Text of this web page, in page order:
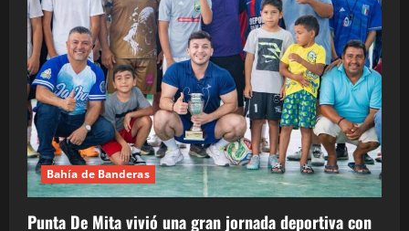
Bahía de Banderas
Punta De Mita vivió una gran jornada deportiva con